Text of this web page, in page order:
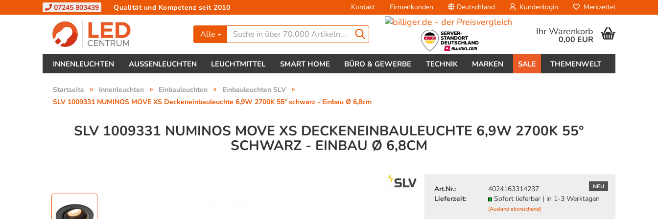
07245 803439 Qualität und Kompetenz seit 2010 Kontakt Firmenkunden Deutschland
Lieferland
Kundenlogin
Konto erstellen
Merkzettel
Alle Ihr Warenkorb
0,00 EUR
INNENLEUCHTEN AUSSENLEUCHTEN LEUCHTMITTEL SMART HOME BÜRO & GEWERBE TECHNIK MARKEN SALE THEMENWELT
Startseite » Innenleuchten » Einbauleuchten » Einbauleuchten SLV »
SLV 1009331 NUMINOS MOVE XS Deckeneinbauleuchte 6,9W 2700K 55° schwarz - Einbau Ø 6,8cm
SLV 1009331 NUMINOS MOVE XS DECKENEINBAULEUCHTE 6,9W 2700K 55°
SCHWARZ - EINBAU Ø 6,8CM
NEU
Art.Nr.:
4024163314237
Lieferzeit:
Sofort lieferbar | in 1-3 Werktagen
(Ausland abweichend)